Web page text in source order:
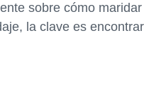
sobre cómo
la clave es